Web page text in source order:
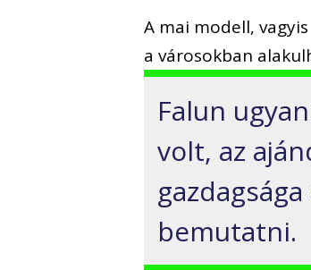
A mai modell,
a városokban
Falun
volt, az
bemutatni.